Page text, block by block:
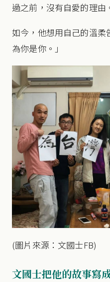
過之前，沒有自愛的理由
如今，他想用自己的溫
為你是你。」
(圖片來源：文國士FB)
文國士把他的故事寫